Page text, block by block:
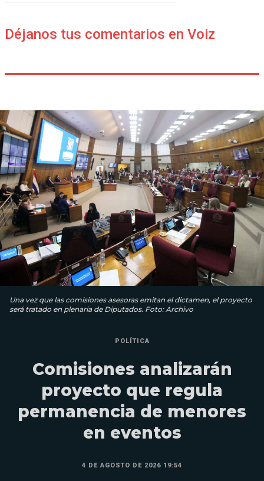
Déjanos tus comentarios en Voiz
Una vez que las comisiones asesoras emitan el dictamen, el proyecto
será tratado en plenaria de Diputados. Foto: Archivo
POLÍTICA
Comisiones analizarán
proyecto que regula
permanencia de menores
en eventos
4 DE AGOSTO DE 2026 19:54